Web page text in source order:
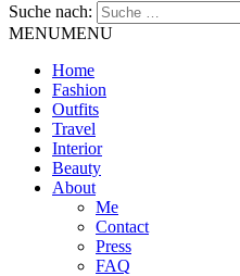
Suche nach:
MENUMENU
Home
Fashion
Outfits
Travel
Interior
Beauty
About
Me
Contact
Press
FAQ